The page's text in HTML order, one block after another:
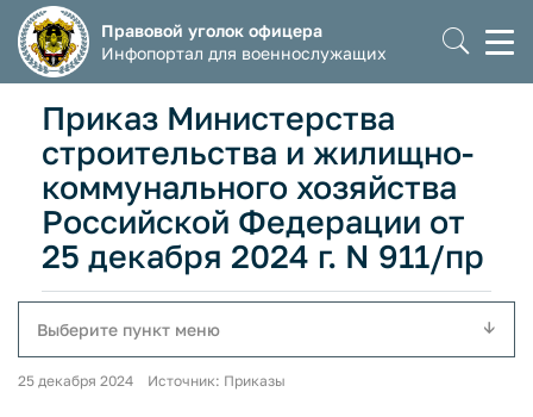
Правовой уголок офицера
Инфопортал для военнослужащих
Приказ Министерства
строительства и жилищно-
коммунального хозяйства
Российской Федерации от
25 декабря 2024 г. N 911/пр
Выберите пункт меню
25 декабря 2024 Источник: Приказы